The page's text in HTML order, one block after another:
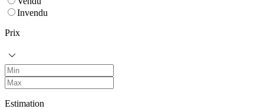
Invendu
Prix
Estimation